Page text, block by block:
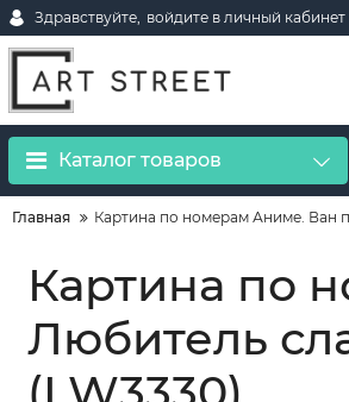
Здравствуйте, войдите в личный кабинет
Каталог товаров
Главная Картина по номерам Аниме. Ван
Картина по
Любитель